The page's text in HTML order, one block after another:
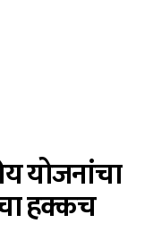
योजनांचा
हक्कच